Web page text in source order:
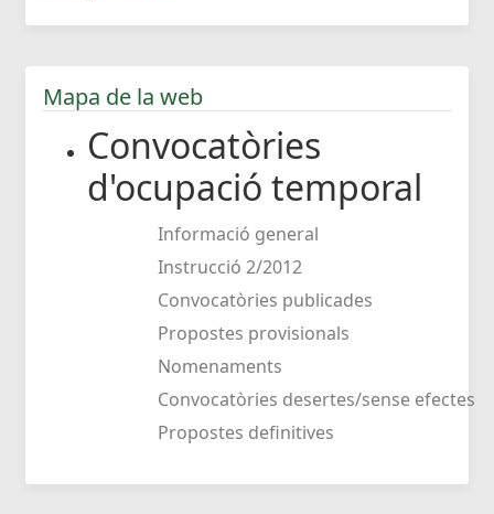
Mapa de la web
Convocatòries
d'ocupació temporal
Informació general
Instrucció 2/2012
Convocatòries publicades
Propostes provisionals
Nomenaments
Convocatòries desertes/sense efectes
Propostes definitives